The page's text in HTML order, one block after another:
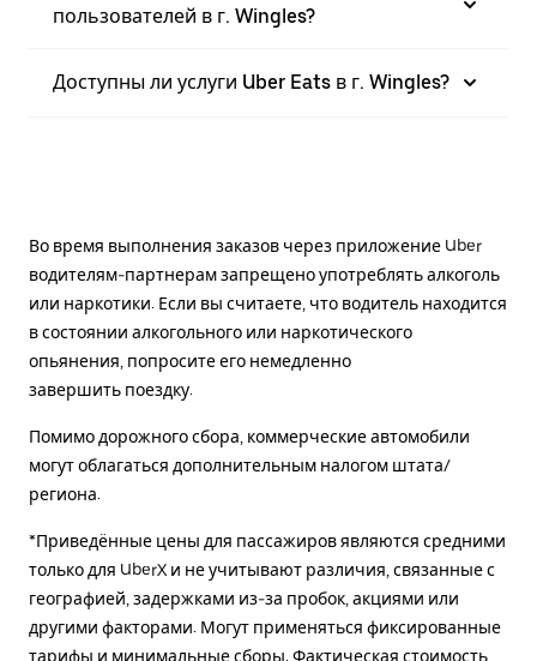
пользователей в г. Wingles?
Доступны ли услуги Uber Eats в г. Wingles?
Во время выполнения заказов через приложение Uber
водителям-партнерам запрещено употреблять алкоголь
или наркотики. Если вы считаете, что водитель находится
в состоянии алкогольного или наркотического
опьянения, попросите его немедленно
завершить поездку.
Помимо дорожного сбора, коммерческие автомобили
могут облагаться дополнительным налогом штата/
региона.
*Приведённые цены для пассажиров являются средними
только для UberX и не учитывают различия, связанные с
географией, задержками из-за пробок, акциями или
другими факторами. Могут применяться фиксированные
тарифы и минимальные сборы. Фактическая стоимость